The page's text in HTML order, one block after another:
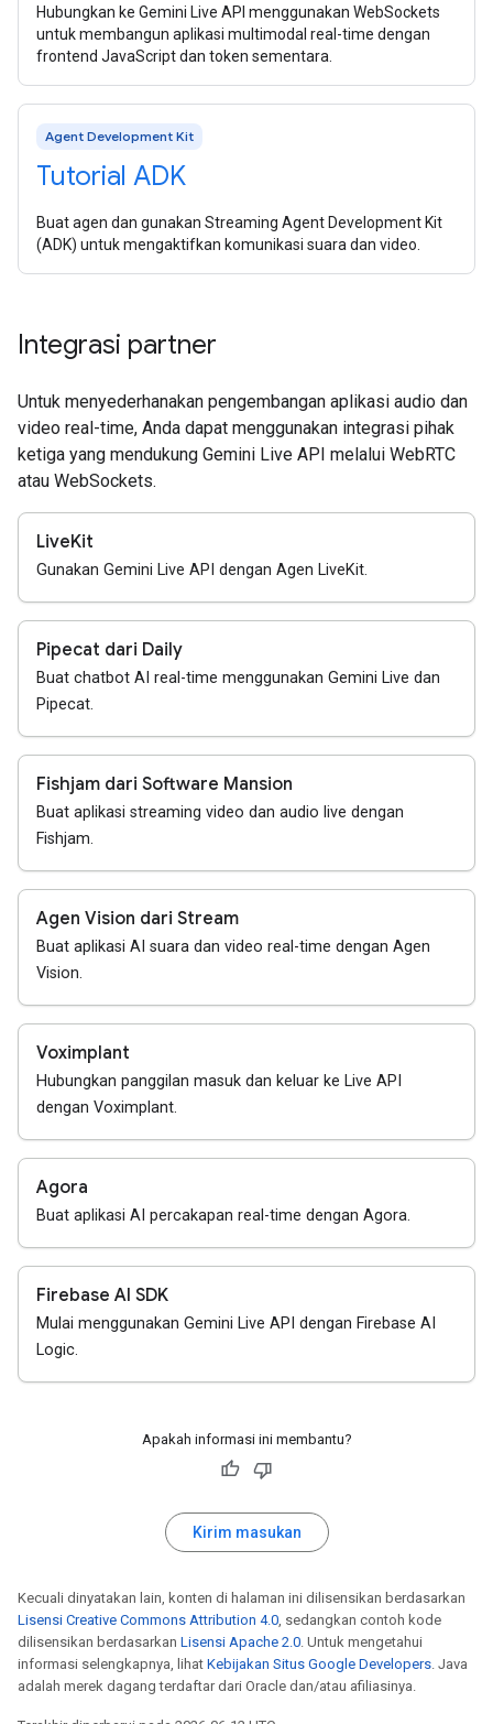
Hubungkan ke Gemini Live API menggunakan WebSockets
untuk membangun aplikasi multimodal real-time dengan
frontend JavaScript dan token sementara.
Agent Development Kit
Tutorial ADK
Buat agen dan gunakan Streaming Agent Development Kit
(ADK) untuk mengaktifkan komunikasi suara dan video.
Integrasi partner
Untuk menyederhanakan pengembangan aplikasi audio dan
video real-time, Anda dapat menggunakan integrasi pihak
ketiga yang mendukung Gemini Live API melalui WebRTC
atau WebSockets.
LiveKit
Gunakan Gemini Live API dengan Agen LiveKit.
Pipecat dari Daily
Buat chatbot AI real-time menggunakan Gemini Live dan
Pipecat.
Fishjam dari Software Mansion
Buat aplikasi streaming video dan audio live dengan
Fishjam.
Agen Vision dari Stream
Buat aplikasi AI suara dan video real-time dengan Agen
Vision.
Voximplant
Hubungkan panggilan masuk dan keluar ke Live API
dengan Voximplant.
Agora
Buat aplikasi AI percakapan real-time dengan Agora.
Firebase AI SDK
Mulai menggunakan Gemini Live API dengan Firebase AI
Logic.
Apakah informasi ini membantu?
Kirim masukan
Kecuali dinyatakan lain, konten di halaman ini dilisensikan berdasarkan
Lisensi Creative Commons Attribution 4.0, sedangkan contoh kode
dilisensikan berdasarkan Lisensi Apache 2.0. Untuk mengetahui
informasi selengkapnya, lihat Kebijakan Situs Google Developers. Java
adalah merek dagang terdaftar dari Oracle dan/atau afiliasinya.